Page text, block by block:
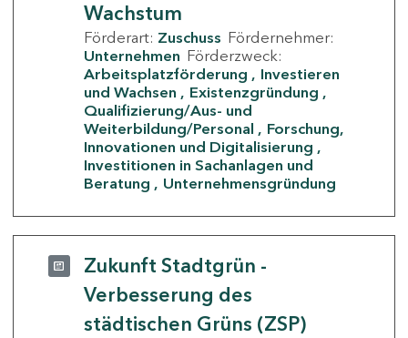
Wachstum
Förderart: Zuschuss Fördernehmer:
Unternehmen Förderzweck:
Arbeitsplatzförderung
Investieren
und Wachsen
Existenzgründung
Qualifizierung/Aus- und
Weiterbildung/Personal
Forschung,
Innovationen und Digitalisierung
Investitionen in Sachanlagen und
Beratung
Unternehmensgründung
Zukunft Stadtgrün -
Verbesserung des
städtischen Grüns (ZSP)